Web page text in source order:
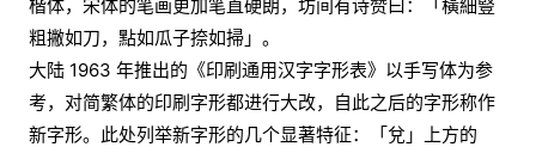
楷体，宋体的笔画更加笔直硬朗，坊间有诗赞曰：「橫細豎
粗撇如刀，點如瓜子捺如掃」。
大陆 1963 年推出的《印刷通用汉字字形表》以手写体为参
考，对简繁体的印刷字形都进行大改，自此之后的字形称作
新字形。此处列举新字形的几个显著特征：「兌」上方的